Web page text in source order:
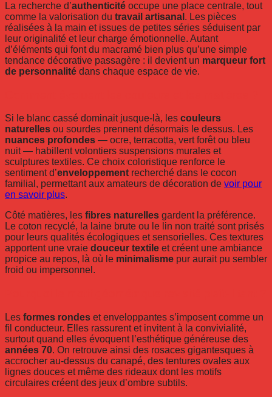
La recherche d’authenticité occupe une place centrale, tout
comme la valorisation du travail artisanal . Les pièces
réalisées à la main et issues de petites séries séduisent par
leur originalité et leur charge émotionnelle. Autant
d’éléments qui font du macramé bien plus qu’une simple
tendance décorative passagère : il devient un marqueur fort
de personnalité dans chaque espace de vie.
Si le blanc cassé dominait jusque-là, les couleurs
naturelles ou sourdes prennent désormais le dessus. Les
nuances profondes — ocre, terracotta, vert forêt ou bleu
nuit — habillent volontiers suspensions murales et
sculptures textiles. Ce choix coloristique renforce le
sentiment d’enveloppement recherché dans le cocon
familial, permettant aux amateurs de décoration de voir pour
en savoir plus.
Côté matières, les fibres naturelles gardent la préférence.
Le coton recyclé, la laine brute ou le lin non traité sont prisés
pour leurs qualités écologiques et sensorielles. Ces textures
apportent une vraie douceur textile et créent une ambiance
propice au repos, là où le minimalisme pur aurait pu sembler
froid ou impersonnel.
Les formes rondes et enveloppantes s’imposent comme un
fil conducteur. Elles rassurent et invitent à la convivialité,
surtout quand elles évoquent l’esthétique généreuse des
années 70. On retrouve ainsi des rosaces gigantesques à
accrocher au-dessus du canapé, des tentures ovales aux
lignes douces et même des rideaux dont les motifs
circulaires créent des jeux d’ombre subtils.